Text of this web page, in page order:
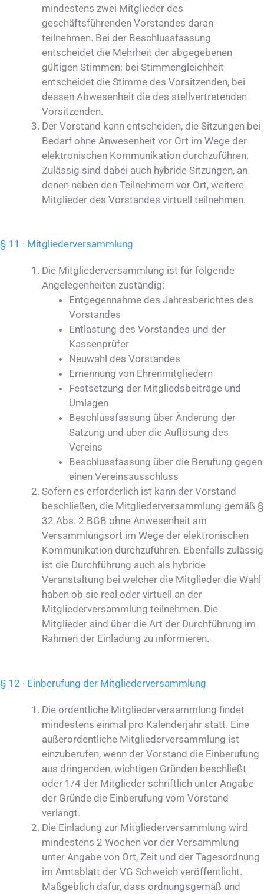
mindestens zwei Mitglieder des
geschäftsführenden Vorstandes daran
teilnehmen. Bei der Beschlussfassung
entscheidet die Mehrheit der abgegebenen
gültigen Stimmen; bei Stimmengleichheit
entscheidet die Stimme des Vorsitzenden, bei
dessen Abwesenheit die des stellvertretenden
Vorsitzenden.
Der Vorstand kann entscheiden, die Sitzungen bei
Bedarf ohne Anwesenheit vor Ort im Wege der
elektronischen Kommunikation durchzuführen.
Zulässig sind dabei auch hybride Sitzungen, an
denen neben den Teilnehmern vor Ort, weitere
Mitglieder des Vorstandes virtuell teilnehmen.
§ 11 · Mitgliederversammlung
Die Mitgliederversammlung ist für folgende
Angelegenheiten zuständig:
Entgegennahme des Jahresberichtes des
Vorstandes
Entlastung des Vorstandes und der
Kassenprüfer
Neuwahl des Vorstandes
Ernennung von Ehrenmitgliedern
Festsetzung der Mitgliedsbeiträge und
Umlagen
Beschlussfassung über Änderung der
Satzung und über die Auflösung des
Vereins
Beschlussfassung über die Berufung gegen
einen Vereinsausschluss
Sofern es erforderlich ist kann der Vorstand
beschließen, die Mitgliederversammlung gemäß §
32 Abs. 2 BGB ohne Anwesenheit am
Versammlungsort im Wege der elektronischen
Kommunikation durchzuführen. Ebenfalls zulässig
ist die Durchführung auch als hybride
Veranstaltung bei welcher die Mitglieder die Wahl
haben ob sie real oder virtuell an der
Mitgliederversammlung teilnehmen. Die
Mitglieder sind über die Art der Durchführung im
Rahmen der Einladung zu informieren.
§ 12 · Einberufung der Mitgliederversammlung
Die ordentliche Mitgliederversammlung findet
mindestens einmal pro Kalenderjahr statt. Eine
außerordentliche Mitgliederversammlung ist
einzuberufen, wenn der Vorstand die Einberufung
aus dringenden, wichtigen Gründen beschließt
oder 1/4 der Mitglieder schriftlich unter Angabe
der Gründe die Einberufung vom Vorstand
verlangt.
Die Einladung zur Mitgliederversammlung wird
mindestens 2 Wochen vor der Versammlung
unter Angabe von Ort, Zeit und der Tagesordnung
im Amtsblatt der VG Schweich veröffentlicht.
Maßgeblich dafür, dass ordnungsgemäß und